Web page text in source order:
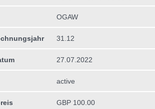
OGAW
31.12
27.07.2022
active
GBP 100.00